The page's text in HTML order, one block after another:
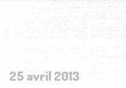
25 avril 2013